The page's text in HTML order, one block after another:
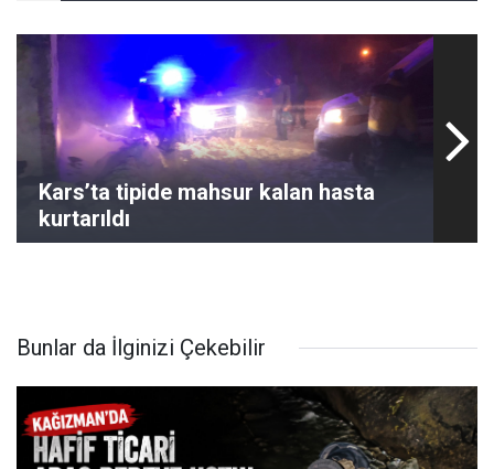
Kars’ta tipide mahsur kalan hasta
kurtarıldı
Bunlar da İlginizi Çekebilir